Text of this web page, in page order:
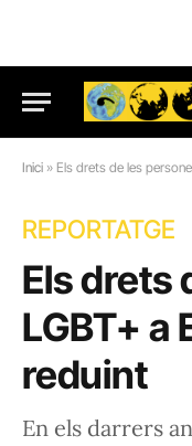
Inici » Els drets de les
REPORTATGE
Els drets
LGBT+ a
reduint
En els darrers